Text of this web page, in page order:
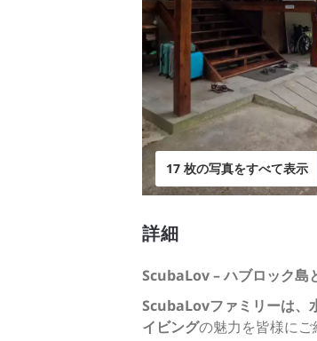
17 枚の写真をすべて表示
詳細
ScubaLov – ハブロック島
ScubaLovファミリーは、
イビングの魅力を皆様にご